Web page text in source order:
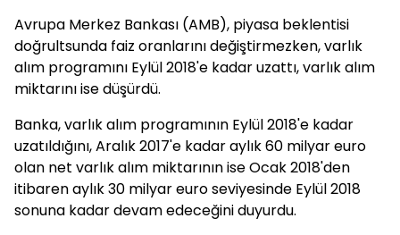
Avrupa Merkez Bankası (AMB), piyasa beklentisi
doğrultsunda faiz oranlarını değiştirmezken, varlık
alım programını Eylül 2018'e kadar uzattı, varlık alım
miktarını ise düşürdü.
Banka, varlık alım programının Eylül 2018'e kadar
uzatıldığını, Aralık 2017'e kadar aylık 60 milyar euro
olan net varlık alım miktarının ise Ocak 2018'den
itibaren aylık 30 milyar euro seviyesinde Eylül 2018
sonuna kadar devam edeceğini duyurdu.